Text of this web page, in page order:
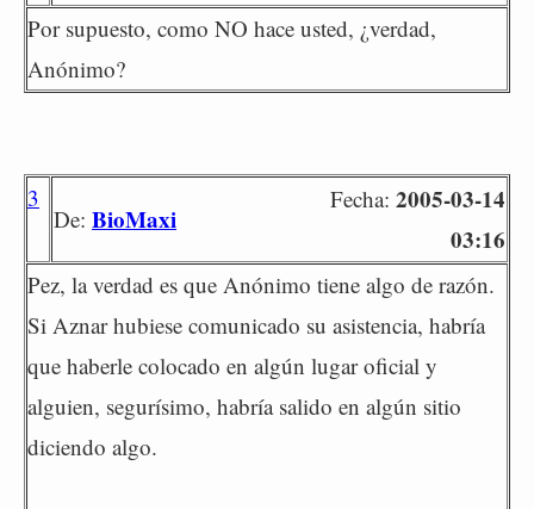
Por supuesto, como NO hace usted, ¿verdad,
Anónimo?
3
De: BioMaxi
Fecha: 2005-03-14
03:16
Pez, la verdad es que Anónimo tiene algo de razón.
Si Aznar hubiese comunicado su asistencia, habría
que haberle colocado en algún lugar oficial y
alguien, segurísimo, habría salido en algún sitio
diciendo algo.